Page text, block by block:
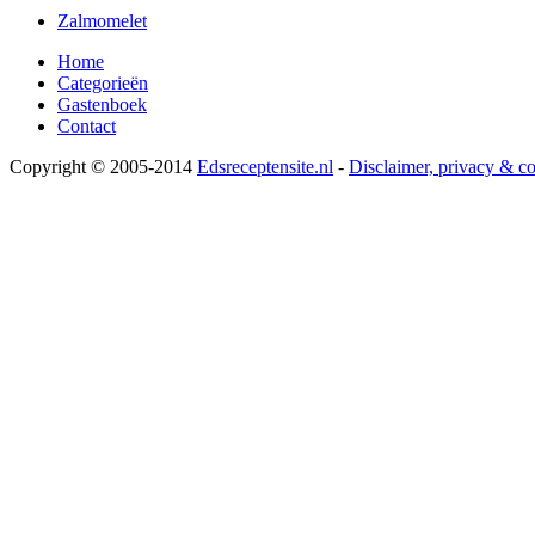
Zalmomelet
Home
Categorieën
Gastenboek
Contact
Copyright © 2005-2014 Edsreceptensite.nl - Disclaimer, privacy &